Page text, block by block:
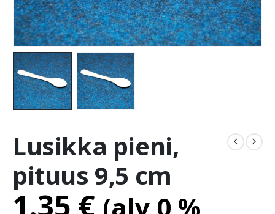
Lusikka pieni,
pituus 9,5 cm
1.35 € (alv 0 %